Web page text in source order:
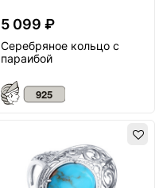
5 099 ₽
Серебряное кольцо с
параибой